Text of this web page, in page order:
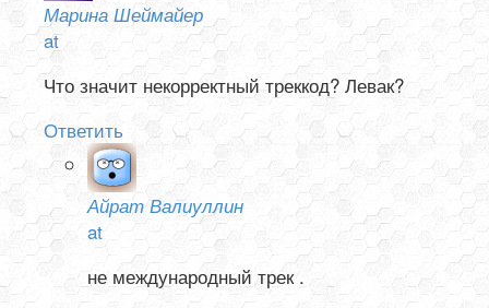
Марина Шеймайер
at
Что значит некорректный треккод? Левак?
Ответить
Айрат Валиуллин
at
не международный трек .